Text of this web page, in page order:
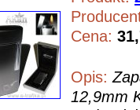
Cena:
Opis:
12,9mm